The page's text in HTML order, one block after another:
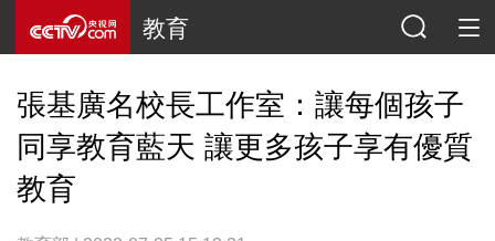
教育
張基廣名校長工作室：讓每個孩子
同享教育藍天 讓更多孩子享有優質
教育